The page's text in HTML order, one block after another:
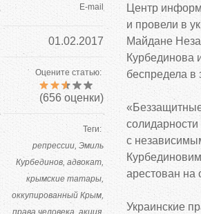
E-mail
01.02.2017
Оцените статью:
(656 оценки)
Теги:
репрессии Эмиль
Курбединов адвокат
крымские татары
оккупированный Крым
права человека акция
Центр
и провели в
Майдане
Курбединова
беспредела в
«
солидарности
с
арестован на
Украинские